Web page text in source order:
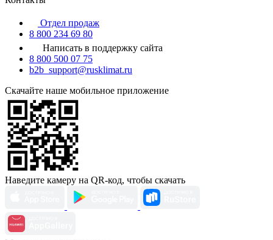
Отдел продаж
8 800 234 69 80
Написать в поддержку сайта
8 800 500 07 75
b2b_support@rusklimat.ru
Скачайте наше мобильное приложение
Наведите камеру на QR-код, чтобы скачать